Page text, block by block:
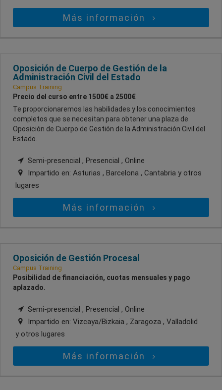
Más información
Oposición de Cuerpo de Gestión de la
Administración Civil del Estado
Campus Training
Precio del curso entre 1500€ a 2500€
Te proporcionaremos las habilidades y los conocimientos
completos que se necesitan para obtener una plaza de
Oposición de Cuerpo de Gestión de la Administración Civil del
Estado.
Semi-presencial , Presencial , Online
Impartido en: Asturias , Barcelona , Cantabria y otros
lugares
Más información
Oposición de Gestión Procesal
Campus Training
Posibilidad de financiación, cuotas mensuales y pago
aplazado.
Semi-presencial , Presencial , Online
Impartido en: Vizcaya/Bizkaia , Zaragoza , Valladolid
y otros lugares
Más información